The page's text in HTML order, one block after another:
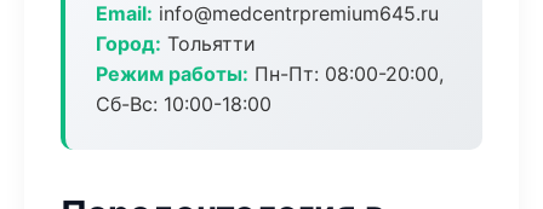
Email: info@medcentrpremium645.ru
Город: Тольятти
Режим работы: Пн-Пт: 08:00-20:00,
Сб-Вс: 10:00-18:00